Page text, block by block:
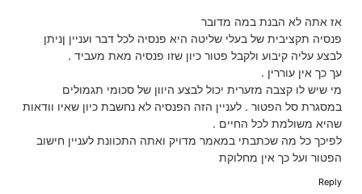
אז אתה לא הבנת במה מדובר
פנסיה תקציבית של בעלי שליטה היא פנסיה לכל דבר ועניין ןניתן
לבצע עליה קיבוע ולקבל פטור כיון שזו פנסיה מאת מעביד .
עך כך אין עוררין .
מי שיש לו קצבה מזערית יכול לבצע היוון של סכומי תגמולים
במסגרת סל הפטור . לעניין הזה הפנסיה לא נחשבת כיון שאיו וודאות
שהיא משולמת לכל החיים .
לפיכך כל מה שכתבתי במאמר מדויק ואתה התכוונת לעניין חישוב
הפטור ועל כך אין מחלוקת
Reply